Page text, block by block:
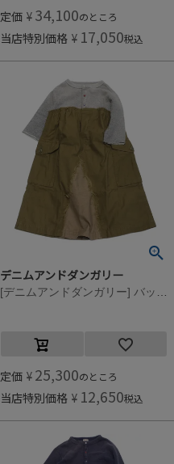
定価 ¥ 34,100のところ
当店特別価格 ¥ 17,050税込
デニムアンドダンガリー
定価 ¥ 25,300のところ
当店特別価格 ¥ 12,650税込